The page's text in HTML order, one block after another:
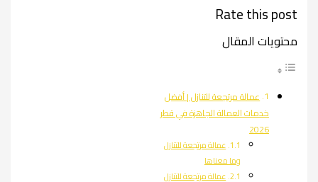
Rate this post
محتويات المقال
عمالة مرتجعة للتنازل | أفضل
خدمات العمالة الجاهزة في قطر
2026
عمالة مرتجعة للتنازل
وما معناها
عمالة مرتجعة للتنازل